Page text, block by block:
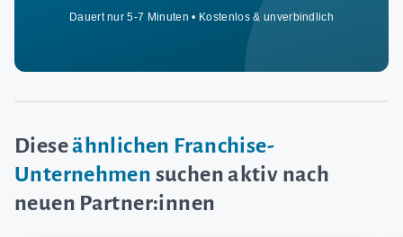
Dauert nur 5-7 Minuten • Kostenlos & unverbindlich
Dieseähnlichen Franchise-
Unternehmen suchen aktiv nach
neuen Partner:innen